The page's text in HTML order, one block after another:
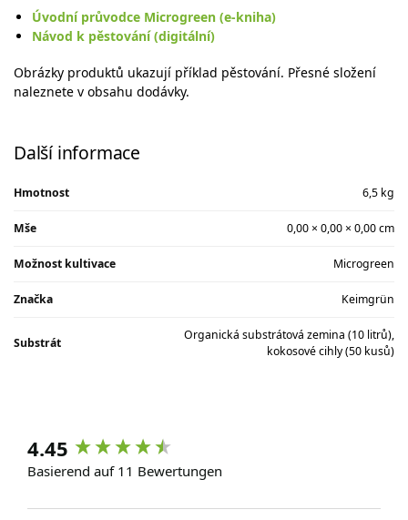
Úvodní průvodce Microgreen (e-kniha)
Návod k pěstování (digitální)
Obrázky produktů ukazují příklad pěstování. Přesné složení
naleznete v obsahu dodávky.
Další informace
Hmotnost 6,5 kg
Mše 0,00 × 0,00 × 0,00 cm
Možnost kultivace Microgreen
Značka Keimgrün
Substrát
Organická substrátová zemina (10 litrů),
kokosové cihly (50 kusů)
4.45
Basierend auf 11 Bewertungen